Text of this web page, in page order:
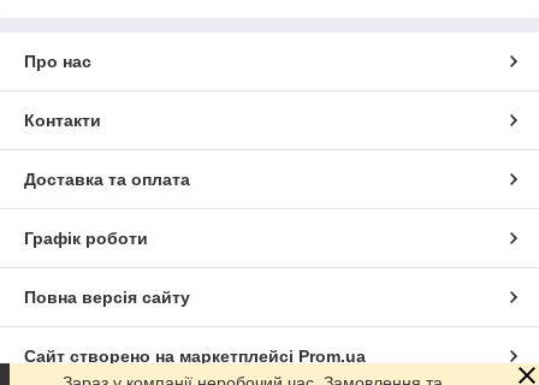
Про нас
Контакти
Доставка та оплата
Графік роботи
Повна версія сайту
Сайт створено на маркетплейсі Prom.ua